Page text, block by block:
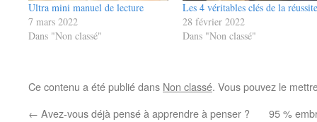
Ultra mini manuel de lecture
7 mars 2022
Dans "Non classé"
Les 4 véritables clés de la réussite
28 février 2022
Dans "Non classé"
Ce contenu a été publié dans Non classé. Vous pouvez le
← Avez-vous déjà pensé à apprendre à penser ? 95 %